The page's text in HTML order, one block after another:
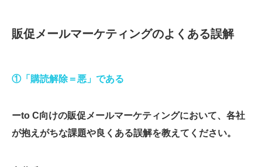
販促メールマーケティングのよくある誤解
①「購読解除＝悪」である
ーto C向けの販促メールマーケティングにおいて、各社
が抱えがちな課題や良くある誤解を教えてください。